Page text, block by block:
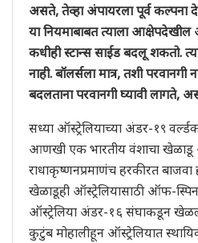
असते, तेव्हा अंपायरला पूर्व कल्पना
या नियमाबाबत त्याला
कधीही स्टान्स साईड बदलू शकतो.
नाही. बॉलर्सला मात्र, तशी
बदलताना परवानगी घ्यावी लागते,
सध्या ऑस्ट्रेलियाच्या अंडर-१९
आणखी एक भारतीय वंशाचा
राधाकृष्णनप्रमाणंच हरकीरत बाजवा
खेळाडूही ऑस्ट्रेलियासाठी ऑफ-
ऑस्ट्रेलिया अंडर-१६ संघाकडून
कुटुंब मोहालीहून ऑस्ट्रेलियात